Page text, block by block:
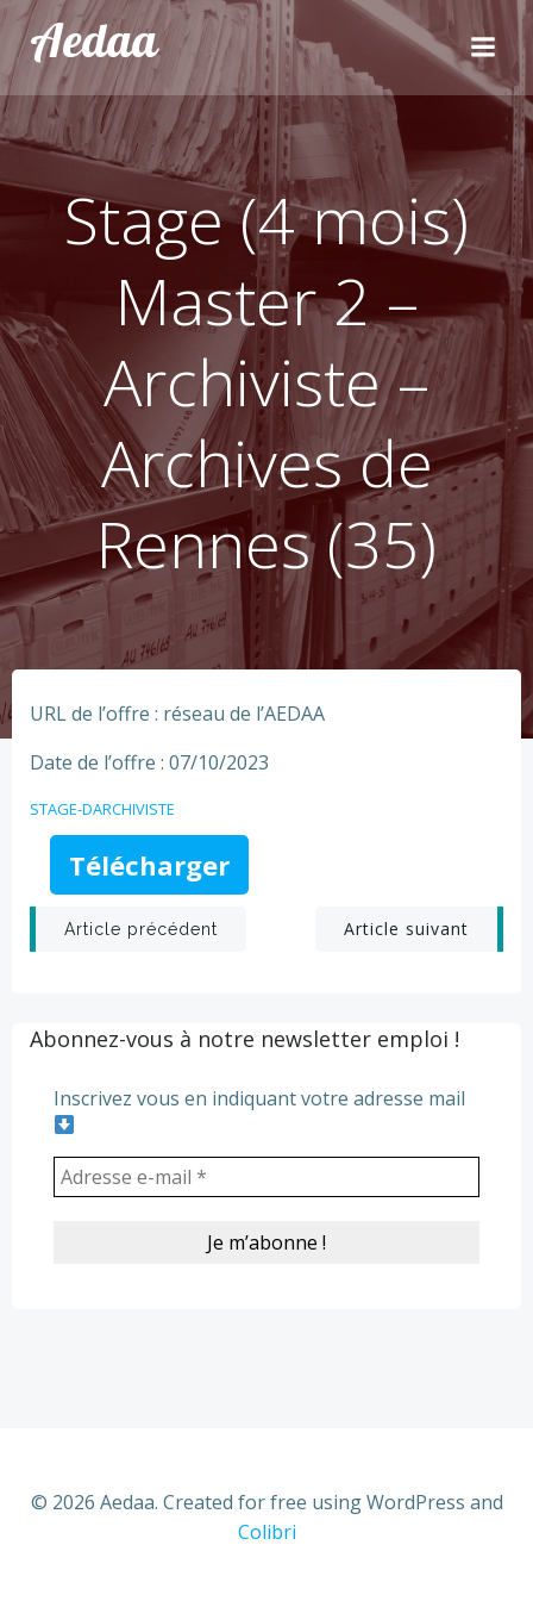
Aller
au
contenu
Aedaa
Stage (4 mois)
Master 2 –
Archiviste –
Archives de
Rennes (35)
URL de l’offre : réseau de l’AEDAA
Date de l’offre : 07/10/2023
STAGE-DARCHIVISTE
Télécharger
Post
Article précédent
PostArticle suivant
Abonnez-vous à notre newsletter emploi !
Inscrivez vous en indiquant votre adresse mail
© 2026 Aedaa. Created for free using WordPress and
Colibri